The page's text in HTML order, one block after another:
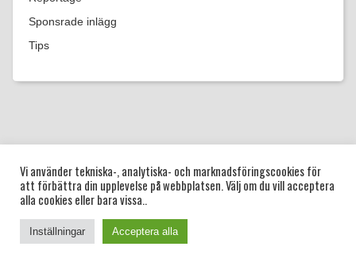
Sponsrade inlägg
Tips
Startsida Blogg | Guider | Bröllop | Dop |
Frågor
och svar
AB.
Vi använder tekniska-, analytiska- och marknadsföringscookies för
att förbättra din upplevelse på webbplatsen. Välj om du vill acceptera
alla cookies eller bara vissa..
Inställningar Acceptera alla
.